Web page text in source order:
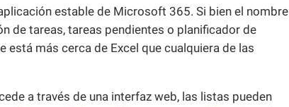
estable de Microsoft 365. Si bien el nombre
de tareas, tareas pendientes o planificador de
está más cerca de Excel que cualquiera de las
a través de una interfaz web, las listas pueden